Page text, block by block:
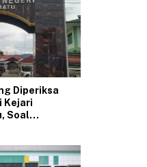
Diperiksa
Kejari
Soal